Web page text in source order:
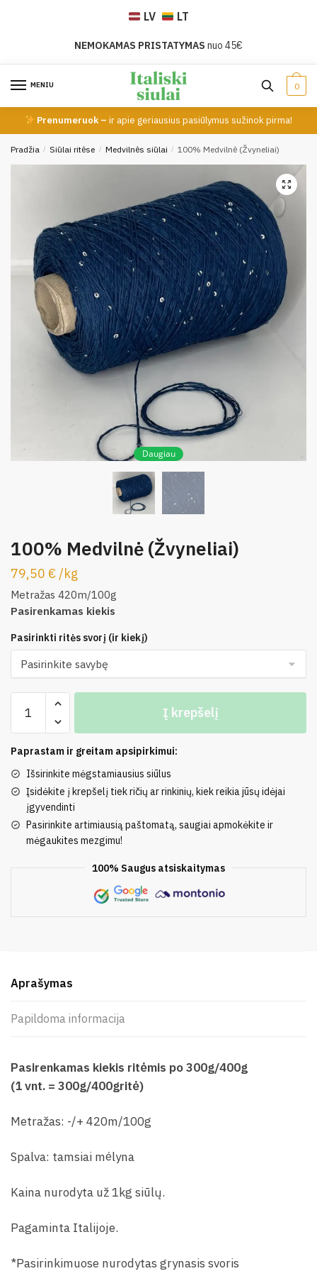
LV LT
NEMOKAMAS PRISTATYMAS nuo 45€
MENIU 0
Prenumeruok –ir apie geriausius pasiūlymus sužinok pirma!
Pradžia / Siūlai ritėse / Medvilnės siūlai / 100% Medvilnė (Žvyneliai)
Daugiau
100% Medvilnė (Žvyneliai)
79,50 € /kg
Metražas 420m/100g
Pasirenkamas kiekis
Pasirinkti ritės svorį (ir kiekį)
kiekis:
100%
Medvilnė
(Žvyneliai)
Į krepšelį
Paprastam ir greitam apsipirkimui:
Išsirinkite mėgstamiausius siūlus
Įsidėkite į krepšelį tiek ričių ar rinkinių, kiek reikia jūsų idėjai
įgyvendinti
Pasirinkite artimiausią paštomatą, saugiai apmokėkite ir
mėgaukites mezgimu!
100% Saugus atsiskaitymas
Aprašymas
Papildoma informacija
Pasirenkamas kiekis ritėmis po 300g/400g
(1 vnt. = 300g/400gritė)
Metražas: -/+ 420m/100g
Spalva: tamsiai mėlyna
Kaina nurodyta už 1kg siūlų.
Pagaminta Italijoje.
*Pasirinkimuose nurodytas grynasis svoris